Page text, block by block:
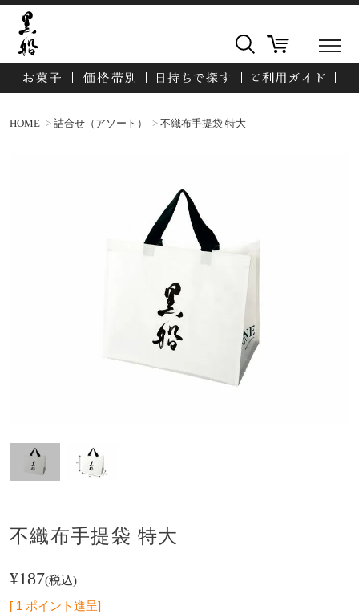
HOME 詰合せ（アソート） 不織布手提袋 特大
不織布手提袋 特大
¥187 税込
[ 1 ポイント進呈]